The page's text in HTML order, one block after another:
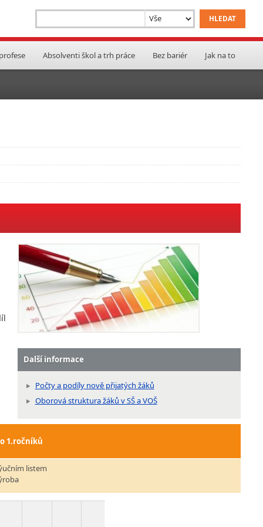
Absolventi škol a trh práce Bez bariér Jak na to
Další informace
Počty a podíly nově přijatých žáků
Oborová struktura žáků v SŠ a VOŠ
1.ročníků
listem